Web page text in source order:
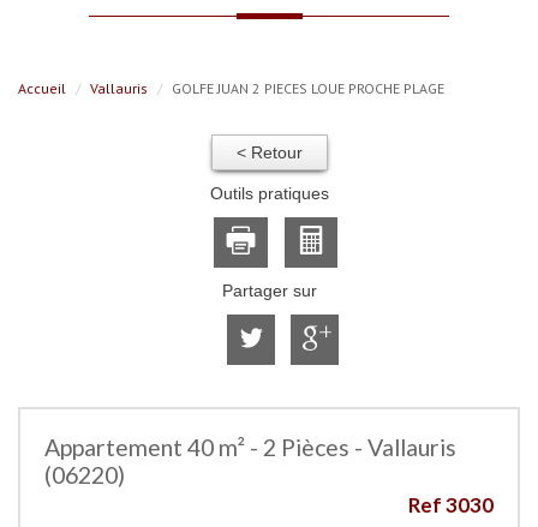
Accueil Vallauris GOLFE JUAN 2 PIECES LOUE PROCHE PLAGE
< Retour
Outils pratiques
Partager sur
Appartement 40 m² - 2 Pièces - Vallauris
(06220)
Ref 3030